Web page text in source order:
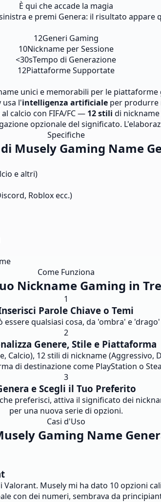
È qui che accade la magia
e premi Genera: il risultato appare
12Generi Gaming
10Nickname per Sessione
<30sTempo di Generazione
12Piattaforme Supportate
unici e memorabili per le
usa l'intelligenza artificiale per produrre
calcio con FIFA/FC — 12 stili di
opzionale del significato.
Specifiche
Musely Gaming Name
e altri)
Roblox ecc.)
Come Funziona
Nickname Gaming in
1
Parole Chiave o Temi
qualsiasi cosa, da 'ombra' e
2
Genere, Stile e Piattaforma
12 stili di nickname (Aggressivo,
di destinazione come PlayStation o
3
e Scegli il Tuo Preferito
preferisci, attiva il significato dei
per una nuova serie di opzioni.
Casi d'Uso
Gaming Name
Musely mi ha dato 10 opzioni
con dei numeri, sembrava da